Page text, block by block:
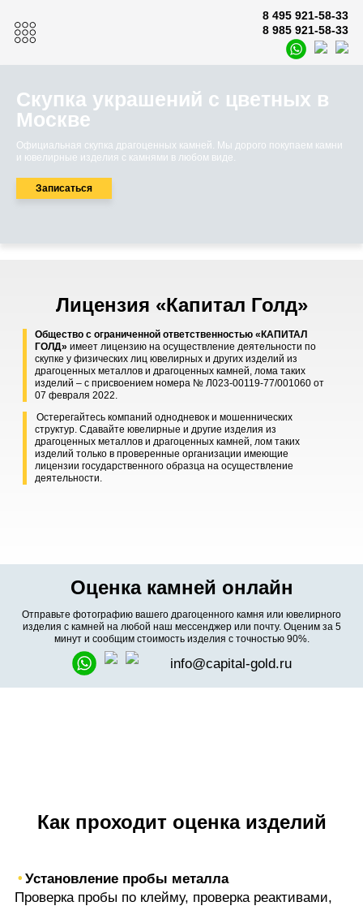
8 495 921-58-33
8 985 921-58-33
Скупка украшений с цветных в
Москве
Официальная скупка драгоценных камней. Мы дорого покупаем камни
и ювелирные изделия с камнями в любом виде.
Записаться
Лицензия «Капитал Голд»
Общество с ограниченной ответственностью «КАПИТАЛ
ГОЛД» имеет лицензию на осуществление деятельности по
скупке у физических лиц ювелирных и других изделий из
драгоценных металлов и драгоценных камней, лома таких
изделий – с присвоением номера № Л023-00119-77/001060 от
07 февраля 2022.
Остерегайтесь компаний однодневок и мошеннических
структур. Сдавайте ювелирные и другие изделия из
драгоценных металлов и драгоценных камней, лом таких
изделий только в проверенные организации имеющие
лицензии государственного образца на осуществление
деятельности.
Оценка камней онлайн
Отправьте фотографию вашего драгоценного камня или ювелирного
изделия с камней на любой наш мессенджер или почту. Оценим за 5
минут и сообщим стоимость изделия с точностью 90%.
info@capital-gold.ru
Как проходит оценка изделий
Установление пробы металла
Проверка пробы по клейму, проверка реактивами,